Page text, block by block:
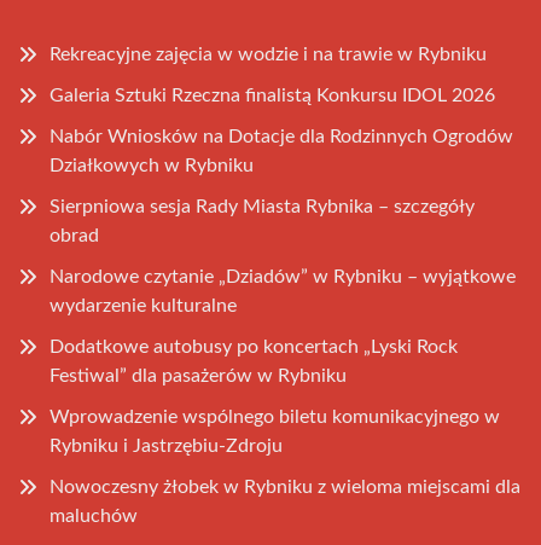
Rekreacyjne zajęcia w wodzie i na trawie w Rybniku
Galeria Sztuki Rzeczna finalistą Konkursu IDOL 2026
Nabór Wniosków na Dotacje dla Rodzinnych Ogrodów
Działkowych w Rybniku
Sierpniowa sesja Rady Miasta Rybnika – szczegóły
obrad
Narodowe czytanie „Dziadów” w Rybniku – wyjątkowe
wydarzenie kulturalne
Dodatkowe autobusy po koncertach „Lyski Rock
Festiwal” dla pasażerów w Rybniku
Wprowadzenie wspólnego biletu komunikacyjnego w
Rybniku i Jastrzębiu-Zdroju
Nowoczesny żłobek w Rybniku z wieloma miejscami dla
maluchów